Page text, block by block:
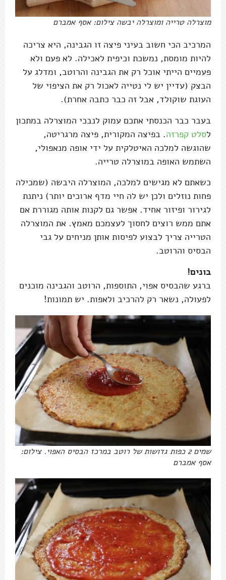
מוצרלה טרייה ומוצרלה יבשה צילום: אסף אמברם
המרכיב הכי חשוב בעיני פיצה זו הגבינה, היא צריכה
להיות מומסת, נמשכת וכיפית לאכילה. לא פעם ולא
פעמיים הייתי אוכל רק את הגבינה והרוטב, ומדלג על
הבצק (עדיין יש לי נטייה לאכול רק את הציפוי של
העוגת שוקולד, אבל זה כבר כתבה אחרת).
בעבר כבר הכנסתי אתכם עמוק לנבכי המוצרלה במתכון
לסלט קפרזה. בפיצה המקורית, פיצה מרגריטה,
שהוגשה למלכה האיטלקית על ידי אופה מנאפולי,
השתמש האופה במוצרלה טרייה.
כשאתם לא מגישים למלכה, המוצרלה היבשה (שמכילה
פחות נוזלים ולכן יש לה חיי מדף ארוכים יותר) ניתנת
לגירור ופיזור אחיד. אפשר גם לקנות אותה מגוררת אם
אתם ממש רוצים לחסוך לעצמכם מאמץ. את המוצרלה
הטרייה צריך לבצוע לפיסות אותן מניחים על גבי
הבסיס והרוטב.
בונים!
ברגע שהבסיס אפוי, התוספות, הרוטב והגבינה מוכנים
לפעולה, נשאר רק להרכיב ולאפות. יש תמונות!
שמים 2 כפות גדושות של רוטב במרכז הבסיס האפוי. צילום:
אסף אמברם